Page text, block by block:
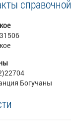
справочной
Богучаны